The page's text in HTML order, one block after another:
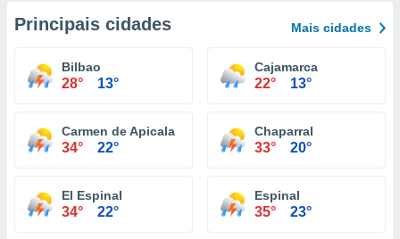
Principais cidades Mais cidades
Bilbao
28° 13°
Cajamarca
22° 13°
Carmen de Apicala
34° 22°
Chaparral
33° 20°
El Espinal
34° 22°
Espinal
35° 23°